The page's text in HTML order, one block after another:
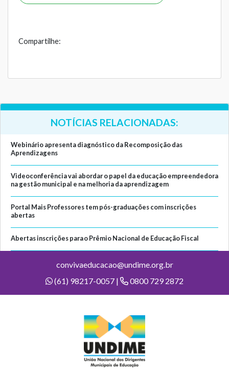
Compartilhe:
NOTÍCIAS RELACIONADAS:
Webinário apresenta diagnóstico da Recomposição das
Aprendizagens
Videoconferência vai abordar o papel da educação empreendedora
na gestão municipal e na melhoria da aprendizagem
Portal Mais Professores tem pós-graduações com inscrições
abertas
Abertas inscrições para o Prêmio Nacional de Educação Fiscal
convivaeducacao@undime.org.br
(61) 98217-0057 |
0800 729 2872